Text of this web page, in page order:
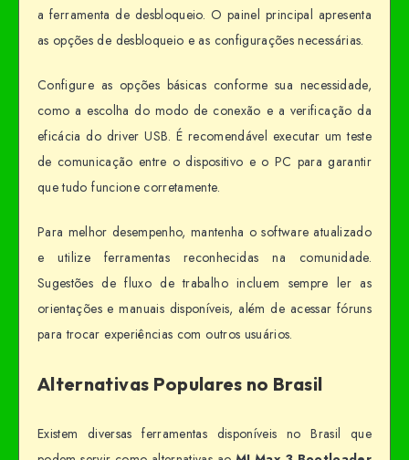
a ferramenta de desbloqueio. O painel principal apresenta
as opções de desbloqueio e as configurações necessárias.
Configure as opções básicas conforme sua necessidade,
como a escolha do modo de conexão e a verificação da
eficácia do driver USB. É recomendável executar um teste
de comunicação entre o dispositivo e o PC para garantir
que tudo funcione corretamente.
Para melhor desempenho, mantenha o software atualizado
e utilize ferramentas reconhecidas na comunidade.
Sugestões de fluxo de trabalho incluem sempre ler as
orientações e manuais disponíveis, além de acessar fóruns
para trocar experiências com outros usuários.
Alternativas Populares no Brasil
Existem diversas ferramentas disponíveis no Brasil que